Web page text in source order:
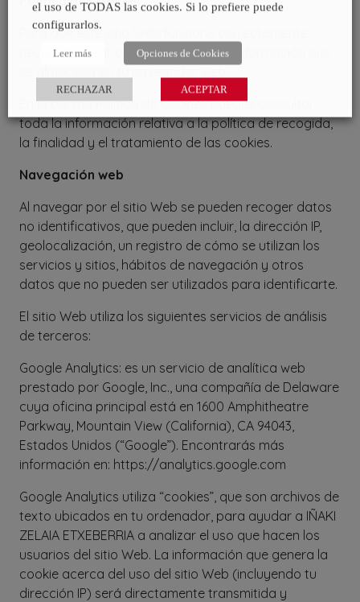
Para que este sitio Web funcione correctamente
necesita utilizar cookies, que es una información que
En la página Política de Cookies puedes consultar
toda la información relativa a la política de recogida,
la finalidad y el tratamiento de las cookies.
Navegación web
Al navegar por el sitio Web se pueden recoger datos
no identificativos, que pueden incluir, la dirección IP,
geolocalización, un registro de cómo se utilizan los
servicios y sitios, hábitos de navegación y otros
datos que no pueden ser utilizados para identificarte.
El sitio Web utiliza los siguientes servicios de análisis
de terceros:
Google Analytics: es un servicio de analítica web
prestado por Google, Inc., una compañía de Delaware
cuya oficina principal está en 1600 Amphitheatre
Parkway, Mountain View (California), CA 94043,
Estados Unidos (“Google”). Encontrarás más
información en: https://analytics.google.com
Google Analytics utiliza “cookies”, que son archivos de
texto ubicados en tu ordenador, para ayudar a IÑAKI
ZELAIA ETXEBERRIA a analizar el uso que hacen los
usuarios del sitio Web. La información que genera la
cookie acerca del uso del sitio Web (incluyendo tu
dirección IP) será directamente transmitida y
el uso de TODAS las cookies. Si lo prefiere puede
configurarlos.
Leer más Opciones de Cookies
RECHAZAR ACEPTAR